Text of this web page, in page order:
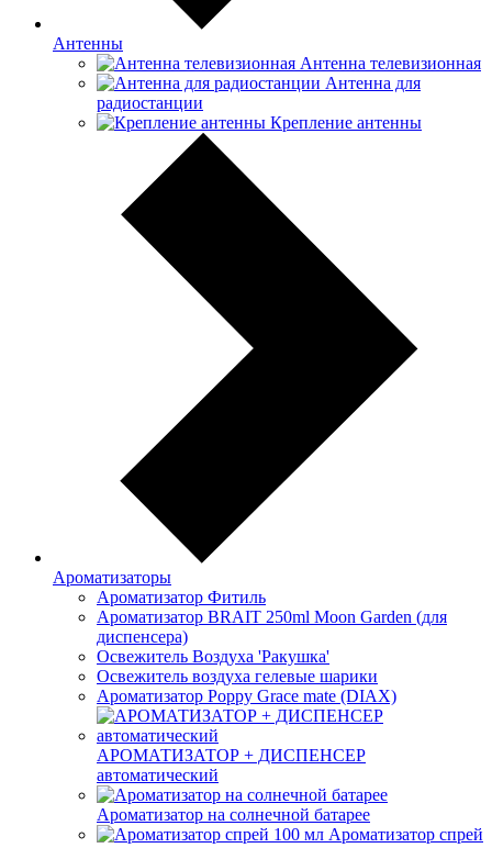
Антенны
Антенна телевизионная
Антенна для
радиостанции
Крепление антенны
Ароматизаторы
Ароматизатор Фитиль
Ароматизатор BRAIT 250ml Moon Garden (для
диспенсера)
Освежитель Воздуха 'Ракушка'
Освежитель воздуха гелевые шарики
Ароматизатор Poppy Grace mate (DIAX)
АРОМАТИЗАТОР + ДИСПЕНСЕР
автоматический
Ароматизатор на солнечной батарее
Ароматизатор спрей